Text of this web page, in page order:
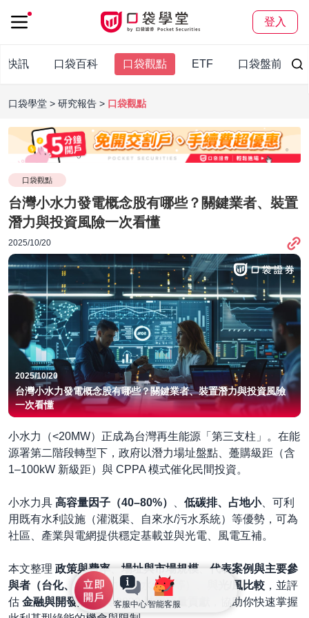
登入
客服中心智能客服
快訊 口袋百科 口袋觀點 ETF 口袋盤前報
口袋學堂 研究報告 口袋觀點
口袋觀點
台灣小水力發電概念股有哪些？關鍵業者、裝置
潛力與投資風險一次看懂
2025/10/20
2025/10/20
台灣小水力發電概念股有哪些？關鍵業者、裝置潛力與投資風險
一次看懂
小水力（<20MW）正成為台灣再生能源「第三支柱」。在能
源署第二階段轉型下，政府以潛力場址盤點、躉購級距（含
1–100kW 新級距）與 CPPA 模式催化民間投資。
小水力具 高容量因子（40–80%） 低碳排、占地小、可利
用既有水利設施（灌溉渠、自來水/污水系統）等優勢，可為
社區、產業與電網提供穩定基載並與光電、風電互補。
本文整理 政策與費率 場址與市場規模
代表案例與主要參
與者（台化、名間電力、恆水創電等）
與光/風比較 ，並評
估 金融與開發痛點與2030 裝置容量貢獻
，協助你快速掌握